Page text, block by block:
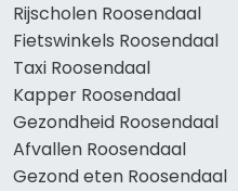
Rijscholen Roosendaal
Fietswinkels Roosendaal
Taxi Roosendaal
Kapper Roosendaal
Gezondheid Roosendaal
Afvallen Roosendaal
Gezond eten Roosendaal